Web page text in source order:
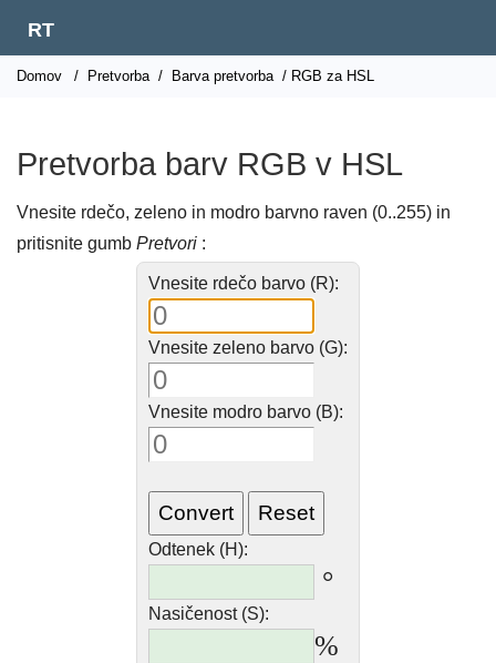
RT
Domov / Pretvorba / Barva pretvorba / RGB za HSL
Pretvorba barv RGB v HSL
Vnesite rdečo, zeleno in modro barvno raven (0..255) in
pritisnite gumb Pretvori :
Vnesite rdečo barvo (R):
Vnesite zeleno barvo (G):
Vnesite modro barvo (B):
Odtenek (H):
°
Nasičenost (S):
%